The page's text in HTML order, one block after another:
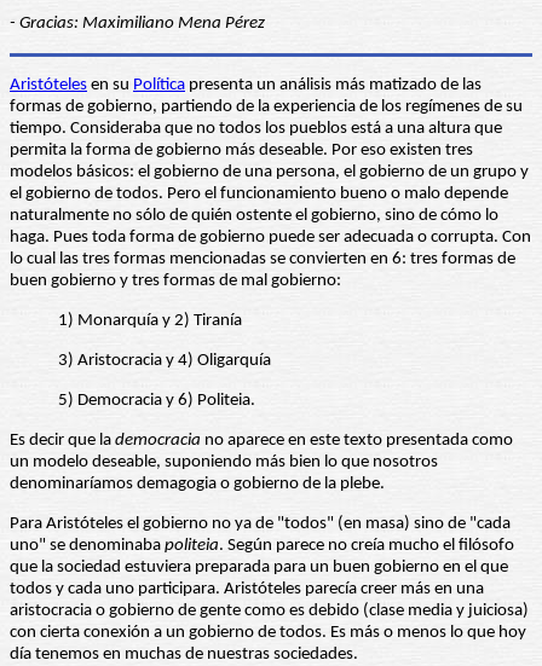
- Gracias: Maximiliano Mena Pérez
Aristóteles en su Política presenta un análisis más matizado de las
formas de gobierno, partiendo de la experiencia de los regímenes de su
tiempo. Consideraba que no todos los pueblos está a una altura que
permita la forma de gobierno más deseable. Por eso existen tres
modelos básicos: el gobierno de una persona, el gobierno de un grupo y
el gobierno de todos. Pero el funcionamiento bueno o malo depende
naturalmente no sólo de quién ostente el gobierno, sino de cómo lo
haga. Pues toda forma de gobierno puede ser adecuada o corrupta. Con
lo cual las tres formas mencionadas se convierten en 6: tres formas de
buen gobierno y tres formas de mal gobierno:
1) Monarquía y 2) Tiranía
3) Aristocracia y 4) Oligarquía
5) Democracia y 6) Politeia.
Es decir que la democracia no aparece en este texto presentada como
un modelo deseable, suponiendo más bien lo que nosotros
denominaríamos demagogia o gobierno de la plebe.
Para Aristóteles el gobierno no ya de "todos" (en masa) sino de "cada
uno" se denominaba politeia. Según parece no creía mucho el filósofo
que la sociedad estuviera preparada para un buen gobierno en el que
todos y cada uno participara. Aristóteles parecía creer más en una
aristocracia o gobierno de gente como es debido (clase media y juiciosa)
con cierta conexión a un gobierno de todos. Es más o menos lo que hoy
día tenemos en muchas de nuestras sociedades.